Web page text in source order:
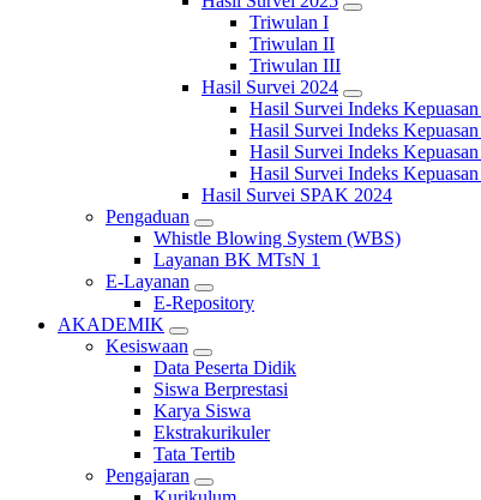
Triwulan I
Triwulan II
Triwulan III
Hasil Survei 2024
Hasil Survei Indeks
Hasil Survei Indeks
Hasil Survei Indeks
Hasil Survei Indeks
Hasil Survei SPAK 2024
Pengaduan
Whistle Blowing System (WBS)
Layanan BK MTsN 1
E-Layanan
E-Repository
AKADEMIK
Kesiswaan
Data Peserta Didik
Siswa Berprestasi
Karya Siswa
Ekstrakurikuler
Tata Tertib
Pengajaran